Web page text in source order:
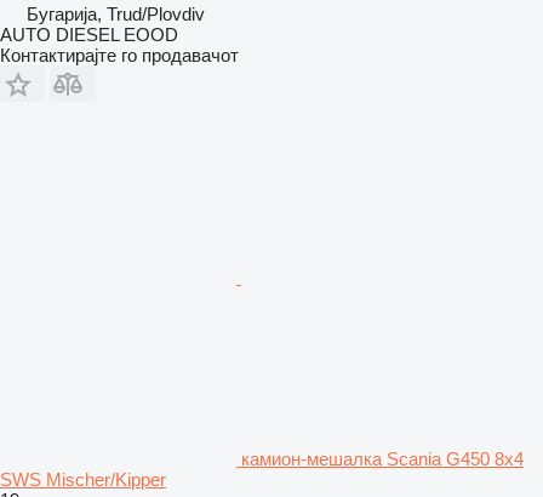
Бугарија, Trud/Plovdiv
AUTO DIESEL EOOD
Контактирајте го продавачот
камион-мешалка Scania G450 8x4
SWS Mischer/Kipper